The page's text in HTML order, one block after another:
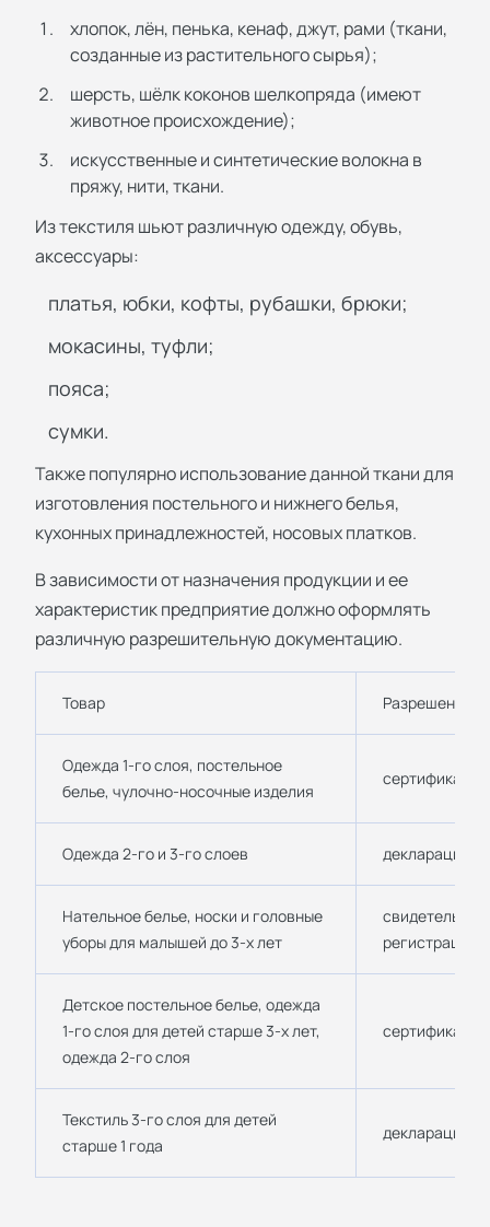
хлопок, лён, пенька, кенаф, джут, рами (ткани,
созданные из растительного сырья);
шерсть, шёлк коконов шелкопряда (имеют
животное происхождение);
искусственные и синтетические волокна в
пряжу, нити, ткани.
Из текстиля шьют различную одежду, обувь,
аксессуары:
платья, юбки, кофты, рубашки, брюки;
мокасины, туфли;
пояса;
сумки.
Также популярно использование данной ткани для
изготовления постельного и нижнего белья,
кухонных принадлежностей, носовых платков.
В зависимости от назначения продукции и ее
характеристик предприятие должно оформлять
различную разрешительную документацию.
Товар Разрешение
Одежда 1-го слоя, постельное
белье, чулочно-носочные изделия
сертификат
Одежда 2-го и 3-го слоев декларация
Нательное белье, носки и головные
уборы для малышей до 3-х лет
регистрации
Детское постельное белье, одежда
1-го слоя для детей старше 3-х лет,
одежда 2-го слоя
сертификат
Текстиль 3-го слоя для детей
старше 1 года
декларация